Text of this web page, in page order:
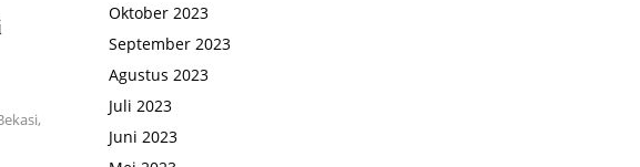
Oktober 2023
September 2023
Agustus 2023
Juli 2023
Juni 2023